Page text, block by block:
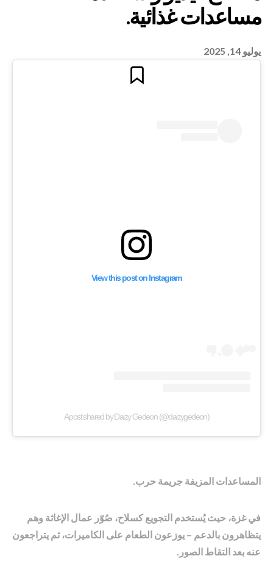
في غزة؟
متهمون بفبركة
يوليو 14, 2025
View this post on Instagram
A post shared by Daizy Gedeon (@daizygedeon)
المساعدات المزيفة جريمة حرب.
في غزة، حيث يُستخدم التجويع كسلاح، صُوّر عمال الإغاثة وهم
يتظاهرون بالدعم – يوزعون الطعام على الكاميرات، ثم يتراجعون
عنه بعد التقاط الصور.